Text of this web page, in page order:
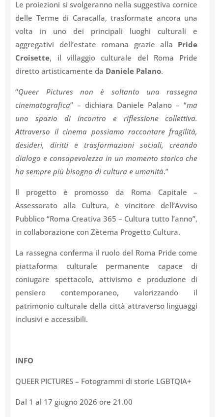
Le proiezioni si svolgeranno nella suggestiva cornice
delle Terme di Caracalla, trasformate ancora una
volta in uno dei principali luoghi culturali e
aggregativi dell’estate romana grazie alla Pride
Croisette, il villaggio culturale del Roma Pride
diretto artisticamente da Daniele Palano.
“Queer Pictures non è soltanto una rassegna
cinematografica” – dichiara Daniele Palano – “ma
uno spazio di incontro e riflessione collettiva.
Attraverso il cinema possiamo raccontare fragilità,
desideri, diritti e trasformazioni sociali, creando
dialogo e consapevolezza in un momento storico che
ha sempre più bisogno di cultura e umanità.”
Il progetto è promosso da Roma Capitale –
Assessorato alla Cultura, è vincitore dell’Avviso
Pubblico “Roma Creativa 365 – Cultura tutto l’anno”,
in collaborazione con Zètema Progetto Cultura.
La rassegna conferma il ruolo del Roma Pride come
piattaforma culturale permanente capace di
coniugare spettacolo, attivismo e produzione di
pensiero contemporaneo, valorizzando il
patrimonio culturale della città attraverso linguaggi
inclusivi e accessibili.
INFO
QUEER PICTURES – Fotogrammi di storie LGBTQIA+
Dal 1 al 17 giugno 2026 ore 21.00